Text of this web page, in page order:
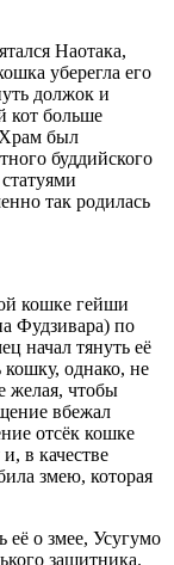
Наотака,
уберегла его
должок и
кот больше
Храм был
буддийского
так родилась
кошке гейши
Фудзивара) по
начал тянуть её
кошку, однако, не
желая, чтобы
вбежал
отсёк кошке
в качестве
змею, которая
её о змее, Усугумо
защитника.